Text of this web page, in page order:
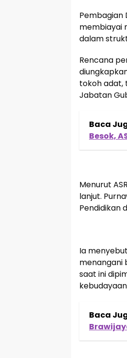
Pembagian
membiayai
dalam
Rencana
tokoh adat,
Jabatan
Baca
Besok,
Menurut
lanjut.
Pendidikan
Ia
menangani
saat ini
Baca